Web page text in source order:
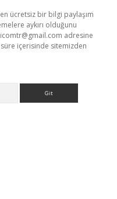
ücretsiz bir bilgi paylaşım
aykırı olduğunu
adresine
içerisinde sitemizden